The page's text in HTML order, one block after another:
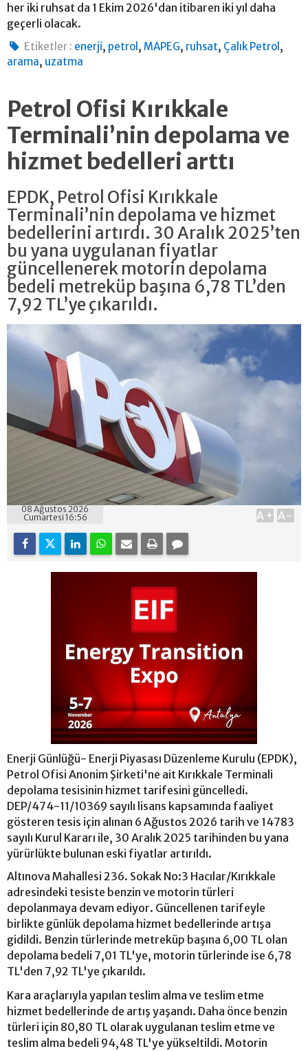
her iki ruhsat da 1 Ekim 2026'dan itibaren iki yıl daha
geçerli olacak.
Etiketler : enerji, petrol ,MAPEG, ruhsat, Çalık Petrol ,
arama, uzatma
Petrol Ofisi Kırıkkale
Terminali’nin depolama ve
hizmet bedelleri arttı
EPDK, Petrol Ofisi Kırıkkale
Terminali’nin depolama ve hizmet
bedellerini artırdı. 30 Aralık 2025’ten
bu yana uygulanan fiyatlar
güncellenerek motorin depolama
bedeli metreküp başına 6,78 TL’den
7,92 TL’ye çıkarıldı.
08 Ağustos 2026
Cumartesi 16:56
A+ A-
Enerji Günlüğü- Enerji Piyasası Düzenleme Kurulu (EPDK),
Petrol Ofisi Anonim Şirketi'ne ait Kırıkkale Terminali
depolama tesisinin hizmet tarifesini güncelledi.
DEP/474-11/10369 sayılı lisans kapsamında faaliyet
gösteren tesis için alınan 6 Ağustos 2026 tarih ve 14783
sayılı Kurul Kararı ile, 30 Aralık 2025 tarihinden bu yana
yürürlükte bulunan eski fiyatlar artırıldı.
Altınova Mahallesi 236. Sokak No:3 Hacılar/Kırıkkale
adresindeki tesiste benzin ve motorin türleri
depolanmaya devam ediyor. Güncellenen tarifeyle
birlikte günlük depolama hizmet bedellerinde artışa
gidildi. Benzin türlerinde metreküp başına 6,00 TL olan
depolama bedeli 7,01 TL'ye, motorin türlerinde ise 6,78
TL'den 7,92 TL'ye çıkarıldı.
Kara araçlarıyla yapılan teslim alma ve teslim etme
hizmet bedellerinde de artış yaşandı. Daha önce benzin
türleri için 80,80 TL olarak uygulanan teslim etme ve
teslim alma bedeli 94,48 TL'ye yükseltildi. Motorin